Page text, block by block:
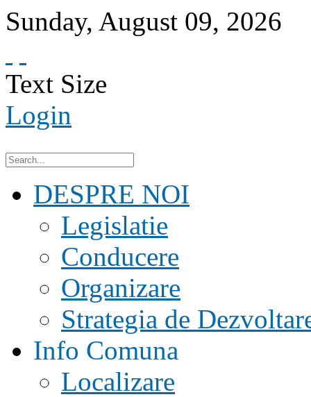
Sunday, August 09, 2026
Text Size
Login
DESPRE NOI
Legislatie
Conducere
Organizare
Strategia de
Info Comuna
Localizare